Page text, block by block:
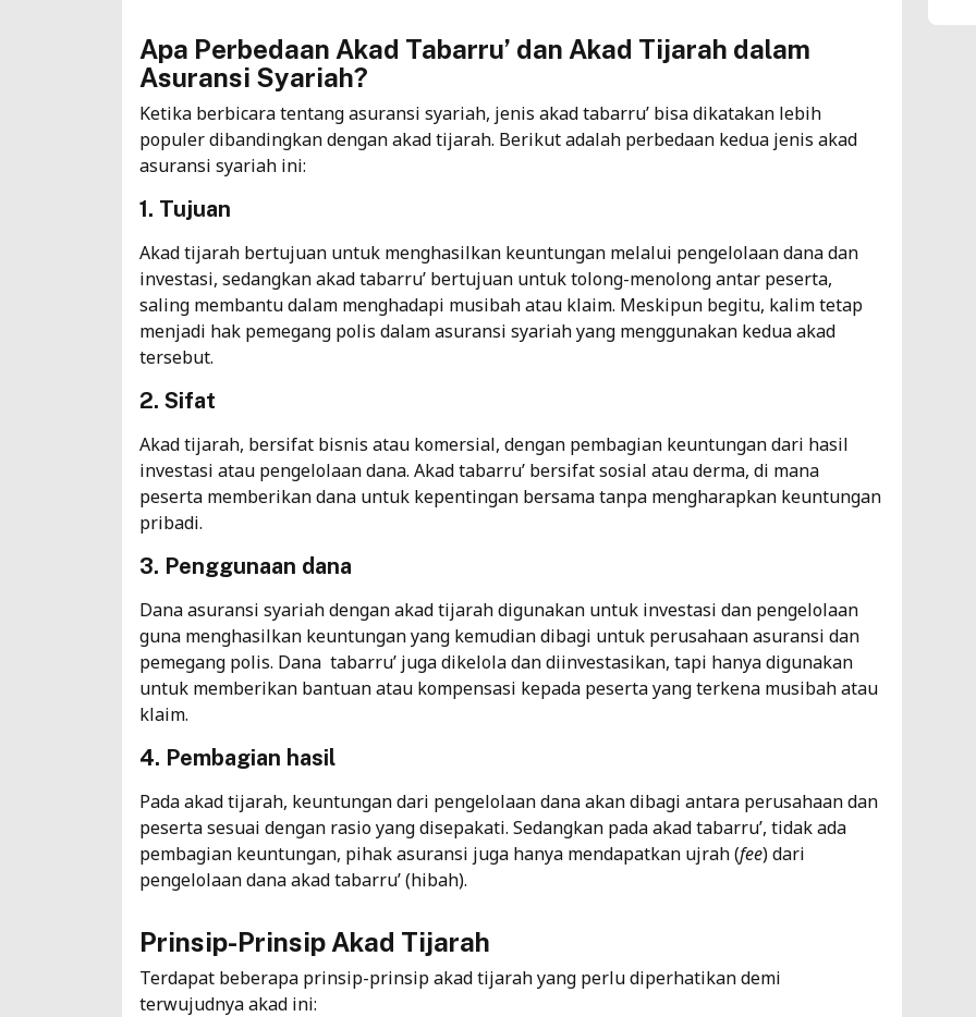
Apa Perbedaan Akad Tabarru’ dan Akad Tijarah dalam
Asuransi Syariah?
Ketika berbicara tentang asuransi syariah, jenis akad tabarru’ bisa dikatakan lebih
populer dibandingkan dengan akad tijarah. Berikut adalah perbedaan kedua jenis akad
asuransi syariah ini:
1. Tujuan
Akad tijarah bertujuan untuk menghasilkan keuntungan melalui pengelolaan dana dan
investasi, sedangkan akad tabarru’ bertujuan untuk tolong-menolong antar peserta,
saling membantu dalam menghadapi musibah atau klaim. Meskipun begitu, kalim tetap
menjadi hak pemegang polis dalam asuransi syariah yang menggunakan kedua akad
tersebut.
2. Sifat
Akad tijarah, bersifat bisnis atau komersial, dengan pembagian keuntungan dari hasil
investasi atau pengelolaan dana. Akad tabarru’ bersifat sosial atau derma, di mana
peserta memberikan dana untuk kepentingan bersama tanpa mengharapkan keuntungan
pribadi.
3. Penggunaan dana
Dana asuransi syariah dengan akad tijarah digunakan untuk investasi dan pengelolaan
guna menghasilkan keuntungan yang kemudian dibagi untuk perusahaan asuransi dan
pemegang polis. Dana tabarru’ juga dikelola dan diinvestasikan, tapi hanya digunakan
untuk memberikan bantuan atau kompensasi kepada peserta yang terkena musibah atau
klaim.
4. Pembagian hasil
Pada akad tijarah, keuntungan dari pengelolaan dana akan dibagi antara perusahaan dan
peserta sesuai dengan rasio yang disepakati. Sedangkan pada akad tabarru’, tidak ada
pembagian keuntungan, pihak asuransi juga hanya mendapatkan ujrah (fee) dari
pengelolaan dana akad tabarru’ (hibah).
Prinsip-Prinsip Akad Tijarah
Terdapat beberapa prinsip-prinsip akad tijarah yang perlu diperhatikan demi
terwujudnya akad ini: